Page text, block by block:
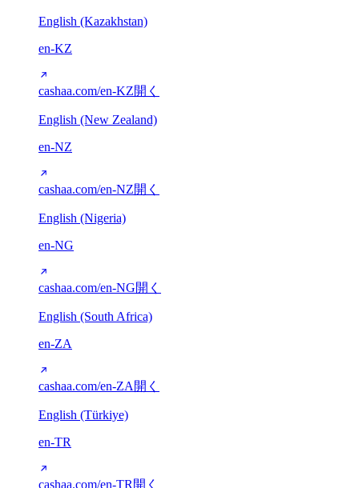
English (Kazakhstan)
en-KZ
cashaa.com/en-KZ開く
English (New Zealand)
en-NZ
cashaa.com/en-NZ開く
English (Nigeria)
en-NG
cashaa.com/en-NG開く
English (South Africa)
en-ZA
cashaa.com/en-ZA 開く
English (Türkiye)
en-TR
cashaa.com/en-TR 開く